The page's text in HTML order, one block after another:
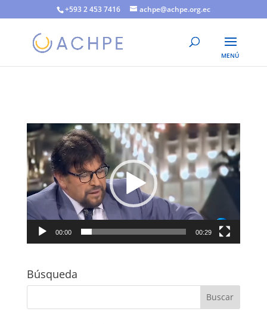
+593 2 453 7416 achpe@achpe.org.ec
Reproductor
de
vídeo
00:00 00:29
Búsqueda